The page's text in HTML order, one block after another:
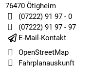
76470 Ötigheim
(07222) 91 97 - 0
(07222) 91 97 - 97
E-Mail-Kontakt
OpenStreetMap
Fahrplanauskunft